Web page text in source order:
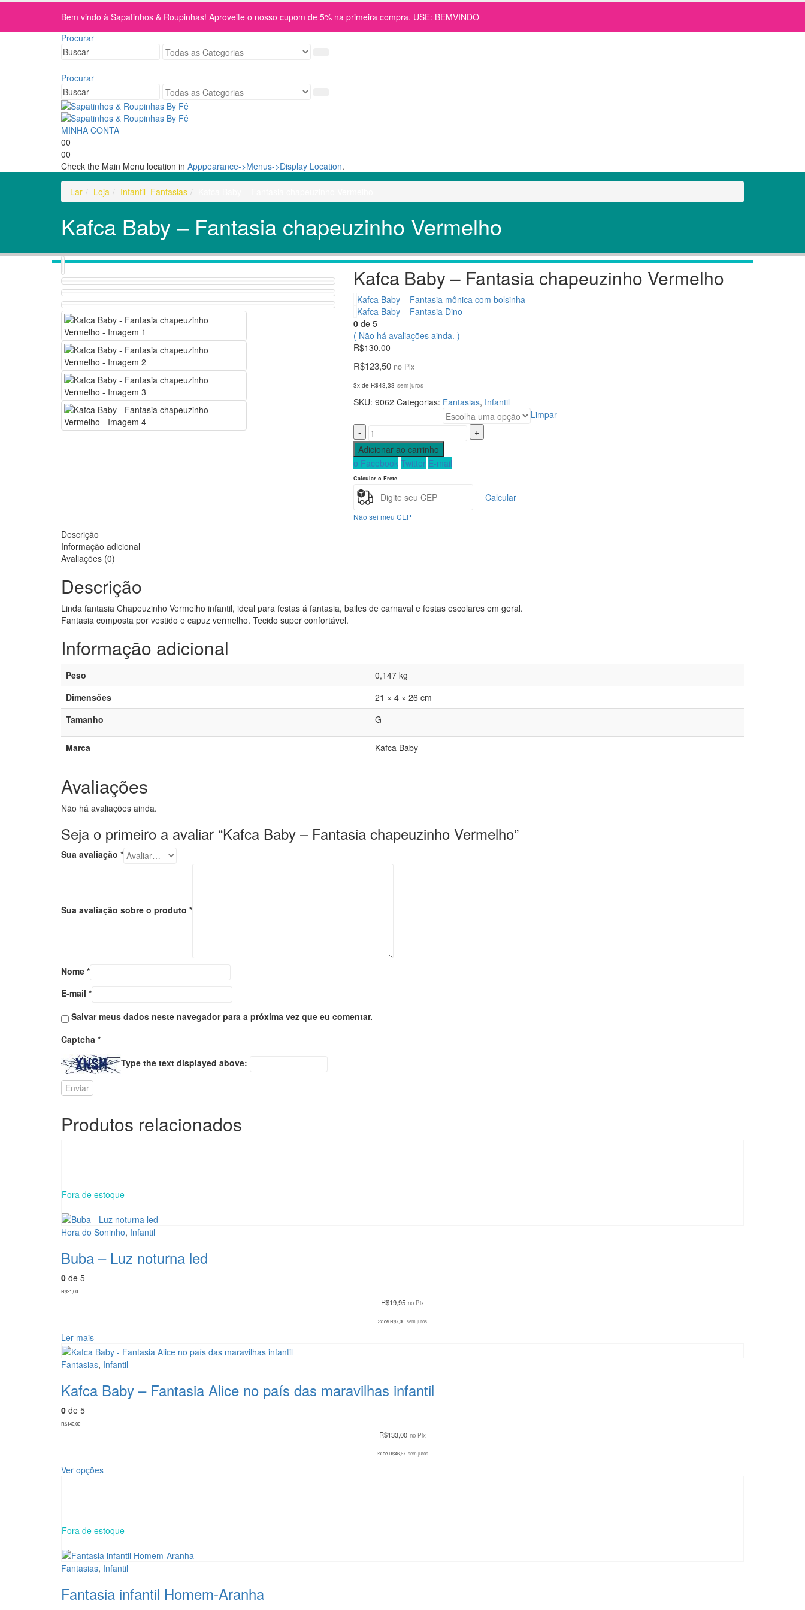
Bem vindo à Sapatinhos & Roupinhas! Aproveite o nosso cupom de 5% na primeira compra. USE: BEMVINDO
Procurar
Procurar
MINHA CONTA
00
00
Check the Main Menu location in Apppearance->Menus->Display Location.
Lar Loja Infantil Fantasias
Kafca Baby – Fantasia chapeuzinho Vermelho
Kafca Baby – Fantasia chapeuzinho Vermelho
Kafca Baby – Fantasia mônica com bolsinha
Kafca Baby – Fantasia Dino
0de 5
( Não há avaliações ainda. )
R$130,00
R$123,50 no Pix
3x de R$43,33 sem juros
SKU: 9062 Categorias: Fantasias, Infantil
Limpar
-
+
Adicionar ao carrinho
o Facebook Twitter E-mail
Calcular o Frete
Calcular
Não sei meu CEP
Descrição
Informação adicional
Avaliações (0)
Descrição
Linda fantasia Chapeuzinho Vermelho infantil, ideal para festas á fantasia, bailes de carnaval e festas escolares em geral.
Fantasia composta por vestido e capuz vermelho. Tecido super confortável.
Informação adicional
Peso
0,147 kg
Dimensões
21 × 4 × 26 cm
Tamanho
G
Marca Kafca Baby
Avaliações
Não há avaliações ainda.
Seja o primeiro a avaliar “Kafca Baby – Fantasia chapeuzinho Vermelho”
Sua avaliação *
Sua avaliação sobre o produto *
Nome *
E-mail *
Salvar meus dados neste navegador para a próxima vez que eu comentar.
Captcha *
Type the text displayed above:
Produtos relacionados
Fora de estoque
Hora do Soninho, Infantil
Buba – Luz noturna led
0 de 5
R$21,00
R$19,95 no Pix
3x deR$7,00 sem juros
Ler mais
Fantasias, Infantil
Kafca Baby – Fantasia Alice no país das maravilhas infantil
0 de 5
R$140,00
R$133,00 no Pix
3x deR$46,67 sem juros
Ver opçõesEste
As
podem
ser
na
página
Fora de estoque
Fantasias, Infantil
Fantasia infantil Homem-Aranha